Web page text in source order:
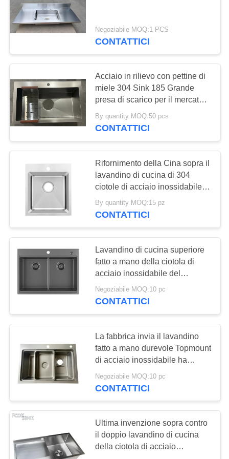
PRIVACY
POLICY
Lavandino della
stazione di lavoro
della cucina
Lavandino di acciaio
inossidabile di PVD
Singolo lavandino di
cucina della ciotola
18
Doppio lavandino di
cucina della ciotola
Negoziabile MOQ:1 PCS
CONTATTICI
Acciaio in rilievo con pettine di
miele 304 Sink 185 Grande
presa di scarico per il mercato
coreano
By quantity MOQ:50 pcs
CONTATTICI
Rifornimento della Cina sopra il
lavandino di cucina di 304
ciotole di acciaio inossidabile
del lavandino di Topmount del
contatore con lo scolo
By quantity MOQ:15 pz
CONTATTICI
Lavandino di cucina superiore
fatto a mano della ciotola di
acciaio inossidabile del
supporto 304 del LAVANDINO
di FOOK doppio con il bordo
Negoziabile MOQ:10 pc
CONTATTICI
La fabbrica invia il lavandino
fatto a mano durevole Topmount
di acciaio inossidabile ha
premuto il lavandino tirato del
Vietnam Cina
Negoziabile MOQ:10 pc
CONTATTICI
Ultima invenzione sopra contro
il doppio lavandino di cucina
della ciotola di acciaio